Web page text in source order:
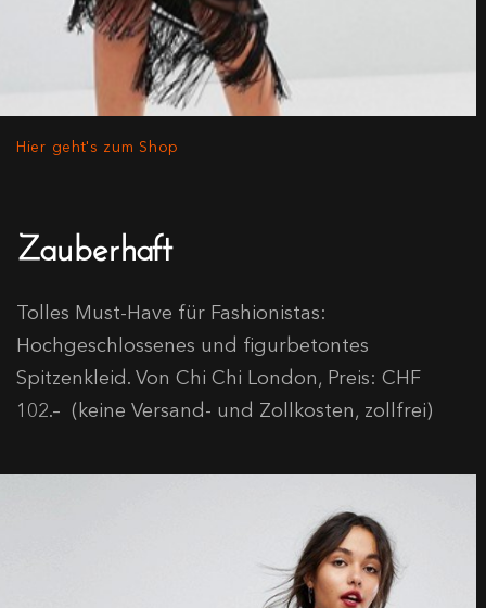
Hier geht's zum Shop
Zauberhaft
Tolles Must-Have für Fashionistas:
Hochgeschlossenes und figurbetontes
Spitzenkleid. Von Chi Chi London, Preis: CHF
102.– (keine Versand- und Zollkosten, zollfrei)